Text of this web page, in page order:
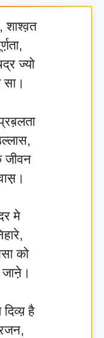
ज्यो
सा।
मे
को
है